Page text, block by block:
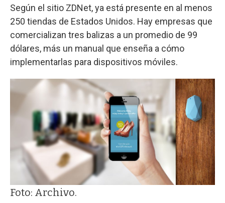
Según el sitio ZDNet, ya está presente en al menos
250 tiendas de Estados Unidos. Hay empresas que
comercializan tres balizas a un promedio de 99
dólares, más un manual que enseña a cómo
implementarlas para dispositivos móviles.
Foto: Archivo.